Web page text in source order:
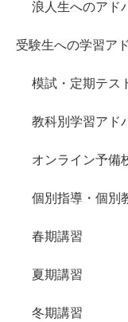
浪人生へのアド
受験生への学習ア
模試・定期テス
教科別学習アド
オンライン予備
個別指導・個別
春期講習
夏期講習
冬期講習